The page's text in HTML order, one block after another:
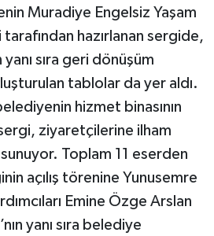
Muradiye Engelsiz Yaşam
hazırlanan sergide,
sıra geri dönüşüm
tablolar da yer aldı.
hizmet binasının
ziyaretçilerine ilham
Toplam 11 eserden
açılış törenine Yunusemre
Emine Özge Arslan
yanı sıra belediye